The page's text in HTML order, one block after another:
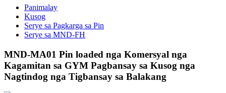
Panimalay
Kusog
Serye sa Pagkarga sa Pin
Serye sa MND-FH
MND-MA01 Pin loaded nga Komersyal nga
Kagamitan sa GYM Pagbansay sa Kusog nga
Nagtindog nga Tigbansay sa Balakang